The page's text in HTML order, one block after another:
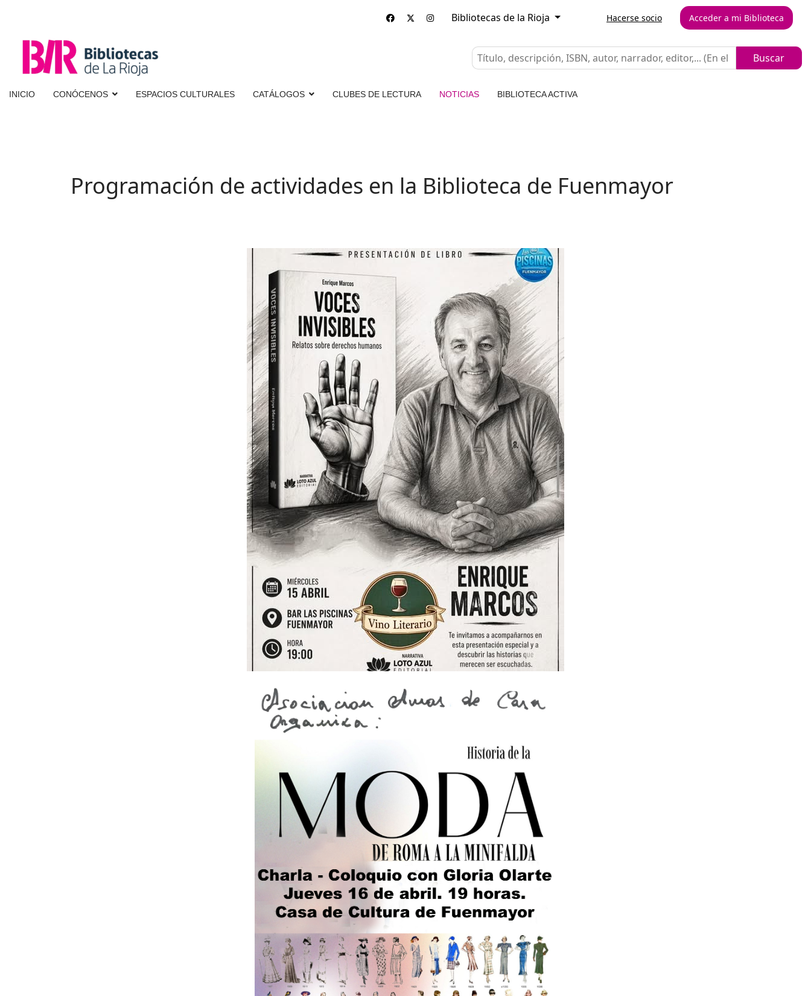
Bibliotecas de la Rioja Hacerse socio Acceder a mi Biblioteca
INICIO CONÓCENOS ESPACIOS CULTURALES CATÁLOGOS CLUBES DE LECTURA NOTICIAS BIBLIOTECA ACTIVA
Programación de actividades en la Biblioteca de Fuenmayor